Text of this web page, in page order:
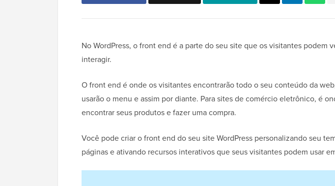
No WordPress, o front end é a parte do seu site que os visitantes podem
interagir.
O front end é onde os visitantes encontrarão todo o seu conteúdo da
usarão o menu e assim por diante. Para sites de comércio eletrônico, é
encontrar seus produtos e fazer uma compra.
Você pode criar o front end do seu site WordPress personalizando seu
páginas e ativando recursos interativos que seus visitantes podem usar